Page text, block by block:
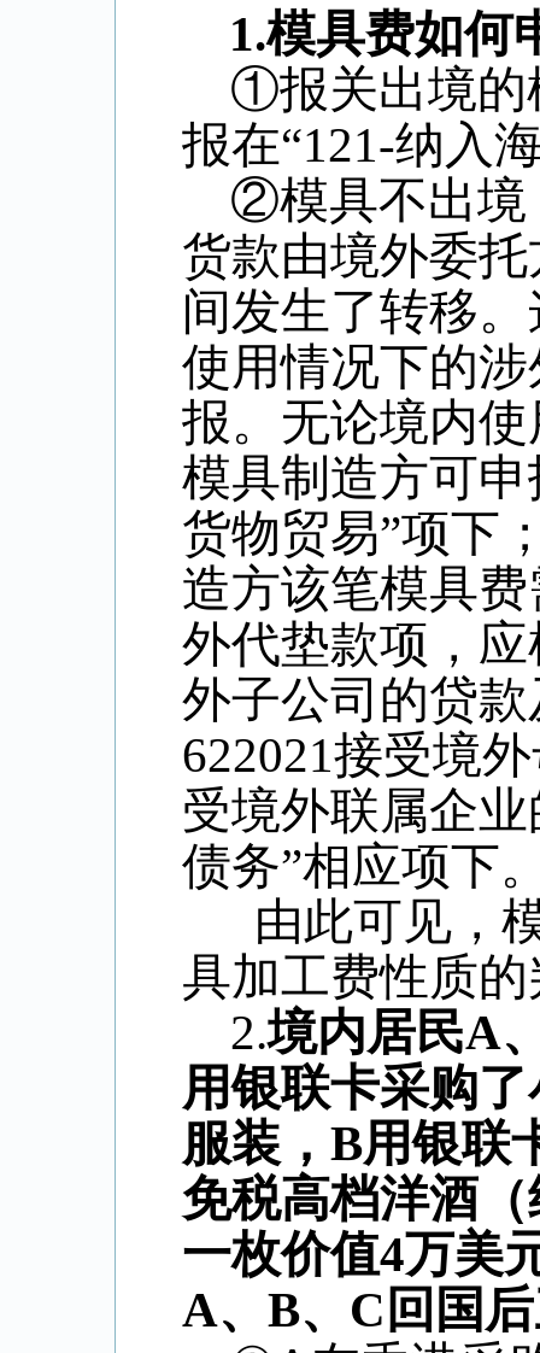
1.模具费如何
①报关出境的
报在“121-纳入
②模具不出境
货款由境外委
间发生了转移
使用情况下的
报。无论境内
模具制造方可申
货物贸易”项下
造方该笔模具
外代垫款项，
外子公司的贷
622021接受境
受境外联属企
债务”相应项下
由此可见，
具加工费性质
2.境内居民A
用银联卡采购
服装， B用银联
免税高档洋酒
一枚价值4万美
A、 B、 C 回国